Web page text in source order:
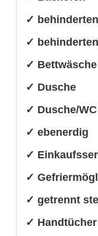
✓
✓
✓ Bettwäsche
✓ Dusche
✓ Dusche/WC
✓ ebenerdig
✓
✓
✓ getrennt
✓ Handtücher